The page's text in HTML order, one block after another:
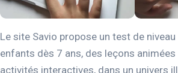
Le site Savio propose un test de
enfants dès 7 ans, des leçons animées
activités interactives, dans un univers